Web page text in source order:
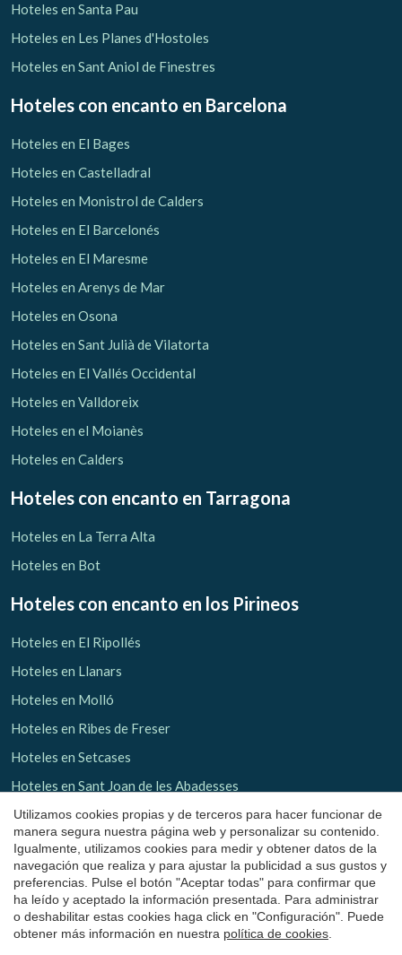
Hoteles en Santa Pau
Hoteles en Les Planes d'Hostoles
Hoteles en Sant Aniol de Finestres
Hoteles con encanto en Barcelona
Hoteles en El Bages
Hoteles en Castelladral
Hoteles en Monistrol de Calders
Hoteles en El Barcelonés
Hoteles en El Maresme
Hoteles en Arenys de Mar
Hoteles en Osona
Hoteles en Sant Julià de Vilatorta
Hoteles en El Vallés Occidental
Hoteles en Valldoreix
Hoteles en el Moianès
Hoteles en Calders
Hoteles con encanto en Tarragona
Hoteles en La Terra Alta
Hoteles en Bot
Hoteles con encanto en los Pirineos
Hoteles en El Ripollés
Hoteles en Llanars
Hoteles en Molló
Hoteles en Ribes de Freser
Hoteles en Setcases
Hoteles en Sant Joan de les Abadesses
Hoteles en El Solsonés
Hoteles en Lladurs
Hoteles en Solsona
Hoteles en Sant Llorenç de Morunys
Hoteles en El Pallars Sobirá
Utilizamos cookies propias y de terceros para hacer funcionar de
manera segura nuestra página web y personalizar su contenido.
Igualmente, utilizamos cookies para medir y obtener datos de la
navegación que realiza y para ajustar la publicidad a sus gustos y
preferencias. Pulse el botón "Aceptar todas" para confirmar que
ha leído y aceptado la información presentada. Para administrar
o deshabilitar estas cookies haga click en "Configuración". Puede
obtener más información en nuestra política de cookies
Guardar configuración